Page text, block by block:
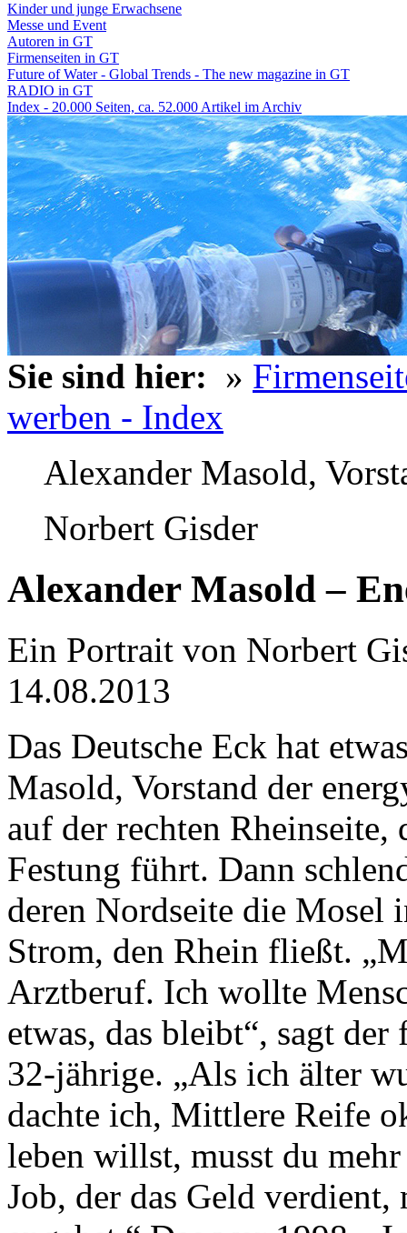
Kinder und junge Erwachsene
Messe und Event
Autoren in GT
Firmenseiten in GT
Future of Water - Global Trends - The new magazine in GT
RADIO in GT
Index - 20.000 Seiten, ca. 52.000 Artikel im Archiv
Sie sind hier: »
werben - Index
Alexander Masold,
Norbert Gisder
Alexander Masold –
Ein Portrait von Norbert
14.08.2013
Das Deutsche Eck hat
Masold, Vorstand der
auf der rechten
Festung führt. Dann
deren Nordseite die Mosel
Strom, den Rhein fließt.
Arztberuf. Ich wollte
etwas, das bleibt“, sagt
32-jährige. „Als ich älter
dachte ich, Mittlere Reife
leben willst, musst du
Job, der das Geld